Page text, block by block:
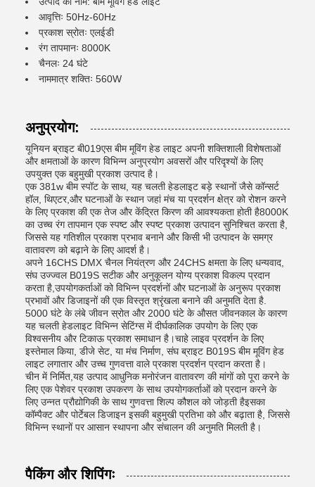
आवृत्तिः 50Hz-60Hz
प्रकाश स्रोतः एलईडी
रंग तापमानः 8000K
चैनलः 24 घंटे
नाममात्र शक्तिः 560W
अनुप्रयोग:
यूनियन ब्राइट बी019एस बीम मूविंग हेड लाइट अपनी शक्तिशाली विशेषताओं
और क्षमताओं के कारण विभिन्न अनुप्रयोग अवसरों और परिदृश्यों के लिए
उपयुक्त एक बहुमुखी प्रकाश उत्पाद है।
एक 381w बीम स्पॉट के साथ, यह चलती हेडलाइट बड़े स्थानों जैसे कॉन्सर्ट
हॉल, थिएटर,और घटनाओं के स्थान जहां मंच या प्रदर्शन क्षेत्र को रोशन करने
के लिए प्रकाश की एक तेज और केंद्रित किरण की आवश्यकता होती है8000K
का उच्च रंग तापमान एक स्पष्ट और स्पष्ट प्रकाश उत्पादन सुनिश्चित करता है,
जिससे यह गतिशील प्रकाश प्रभाव बनाने और किसी भी उत्पादन के समग्र
वातावरण को बढ़ाने के लिए आदर्श है।
अपने 16CHS DMX चैनल नियंत्रण और 24CHS क्षमता के लिए धन्यवाद,
संघ उज्ज्वल B019S सटीक और अनुकूलन योग्य प्रकाश विकल्प प्रदान
करता है,उपयोगकर्ताओं को विभिन्न प्रदर्शनों और घटनाओं के अनुरूप प्रकाश
प्रभावों और डिजाइनों की एक विस्तृत श्रृंखला बनाने की अनुमति देता है.
5000 घंटे के लंबे जीवन स्रोत और 2000 घंटे के औसत जीवनकाल के कारण
यह चलती हेडलाइट विभिन्न सेटिंग्स में दीर्घकालिक उपयोग के लिए एक
विश्वसनीय और टिकाऊ प्रकाश समाधान है।चाहे लाइव प्रदर्शन के लिए
इस्तेमाल किया, डीजे सेट, या मंच निर्माण, संघ ब्राइट B019S बीम मूविंग हेड
लाइट लगातार और उच्च गुणवत्ता वाले प्रकाश प्रदर्शन प्रदान करता है।
चीन में निर्मित,यह उत्पाद आधुनिक मनोरंजन वातावरण की मांगों को पूरा करने के
लिए एक पेशेवर प्रकाश उपकरण के साथ उपयोगकर्ताओं को प्रदान करने के
लिए उन्नत प्रौद्योगिकी के साथ गुणवत्ता शिल्प कौशल को जोड़ती हैइसका
कॉम्पैक्ट और पोर्टेबल डिजाइन इसकी बहुमुखी प्रतिभा को और बढ़ाता है, जिससे
विभिन्न स्थानों पर आसान स्थापना और संचालन की अनुमति मिलती है।
पैकिंग और शिपिंगः